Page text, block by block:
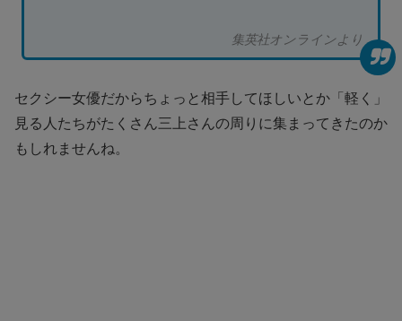
集英社オンラインより
セクシー女優だからちょっと相手してほしいとか「軽く」
見る人たちがたくさん三上さんの周りに集まってきたのか
もしれませんね。